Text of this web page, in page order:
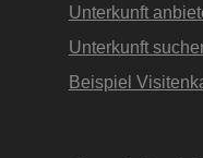
Unterkunft
Unterkunft
Beispiel